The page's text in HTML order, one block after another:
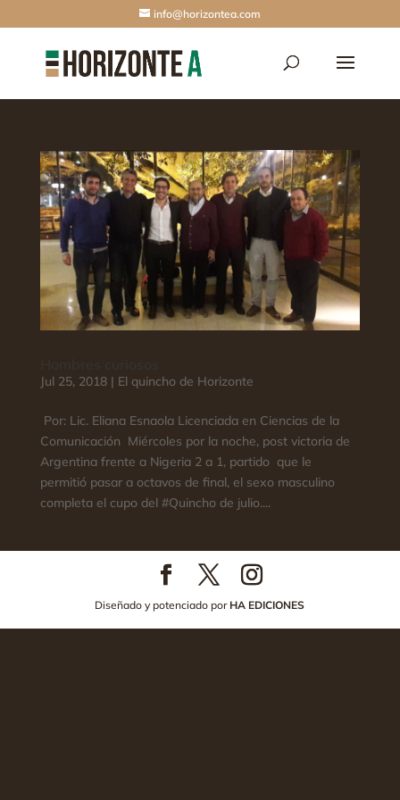
info@horizontea.com
Jul 25, 2018| El quincho de Horizonte
Por: Lic. Eliana Esnaola Licenciada en Ciencias de la
Comunicación Miércoles por la noche, post victoria de
Argentina frente a Nigeria 2 a 1, partido que le
permitió pasar a octavos de final, el sexo masculino
completa el cupo del #Quincho de julio....
Diseñado y potenciado por HA EDICIONES